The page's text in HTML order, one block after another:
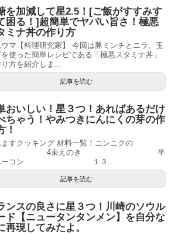
を加減して星2.5！[ご飯がすすみす
困る！]超簡単でヤバい旨さ！極悪
ミナ丼の作り方
ウマ【料理研究家】 今回は豚ミンチとニラ、玉
使った簡単レシピである「極悪スタミナ丼」
方を紹介しま...
記事を読む
おいしい！星３つ！あればあるだけ
ちゃう！やみつきにんにくの芽の作
！
ますクッキング 材料一覧！ニンニクの
4束えのき 半
ーコン １３...
記事を読む
ンスの良さに星３つ！川崎のソウル
ド【ニュータンタンメン】を自分な
再現してみたよ。